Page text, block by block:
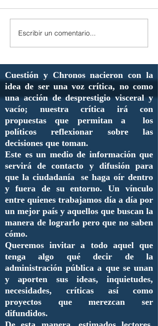
Escribir un comentario...
Cuestión y Chronos nacieron con la
idea de ser una voz crítica, no como
una acción de desprestigio visceral y
vacío; nuestra crítica irá con
propuestas que permitan a los
políticos reflexionar sobre las
decisiones que toman.
Este es un medio de información que
servirá de contacto y difusión para
que la ciudadanía se haga oír dentro
y fuera de su entorno. Un vínculo
entre quienes trabajamos día a día por
un mejor país y aquellos que buscan la
manera de lograrlo pero que no saben
cómo.
Queremos invitar a todo aquel que
tenga algo qué decir de la
administración pública a que se unan
y aporten sus ideas, inquietudes,
necesidades, críticas así como
proyectos que merezcan ser
difundidos.